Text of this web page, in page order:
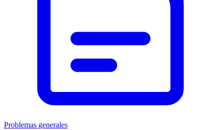
Problemas generales